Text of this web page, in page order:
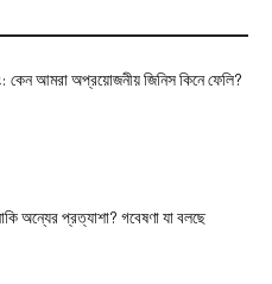
কেন আমরা অপ্রয়োজনীয় জিনিস কিনে ফেলি?
অন্যের প্রত্যাশা? গবেষণা যা বলছে